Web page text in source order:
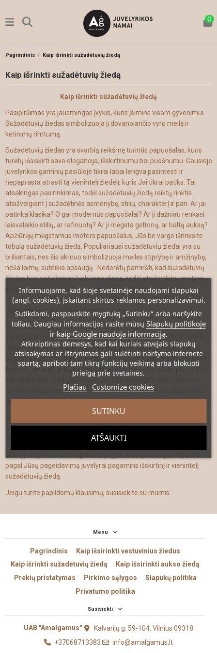
0
Pagrindinis Kaip išrinkti sužadėtuvių žiedą
Kaip išrinkti sužadėtuvių žiedą
Kaip išrinkti sužadėtuvių žiedą
Pasipiršimas yra jausmingas įvykis, kuris įsimins visam gyvenimui.
Sužadėtuvių žiedas simbolizuoja jį dovanojančio vyro meilę ir
ketinimų rimtumą.
Sužadėtuvių žiedas yra svarbią reikšmę turintis papuošalas, kuris
turėtų išsiskirti savo elegancija, išskirtinumu bei puošnumu. Gausioje
juvelyrikos gaminių pasiūloje tikrai labai lengva pasimesti ir
nepaprasta atrasti tą vienintelį žiedelį, kuris Jai tikrai patiks. Tai
atsakingas pasirinkimas, todėl sužadėtuvių žiedą reiktų rinktis
atsižvelgiant į sužadėtinės asmenybę, stilių, charakterį ir pan. Ar jai
patinka klasika? O gal modernūs papuošalai? Ar ji dažniau renkasi
laisvalaikio stilių, ar rafinuotą? Ar ji mėgsta geltoną, ar baltą auksą?
Apžiūrėję mėgstamus moters papuošalus, Jūs be vargo išrinksite
tobulą sužadėtuvių žiedą. Populiariausi sužadėtuvių žiedai yra su
briliantais, nes šis akmuo simbolizuoja meilės stiprybę ir amžinybę,
neša laimę, suteikia apsaugą. Nederėtų pamiršti, kad sužadėtuvių
žiedas bus nešiojamas kiekvieną dieną, todėl atsižvelkite į moters
stilių ir numatykite, kokio dizaino žiedas atrodytų tinkamiausias:
klasikinis – su vienu centriniu deimantu, modernus – su šoniniais
briliantais ar išskirtinis – įmantrių formų.
Kokį biudžetą skirti sužadėtuvių žiedui? Čia jau ribų nėra. Lietuvoje
statistiškai sužadėtuvių žiedui išleidžiama nuo 600 - 1200€. Svarbu
nepamiršti, kad kokybiškas briliantas yra puiki investicija ir, laikui
bėgant, jo vertė tik didėja. Vyrauja penkios populiariausios deimantų
formos: apvalus, princesės (kvadrato forma), stačiakampis, ovalas
išrinkti tokį deimantą, kuriuo ji liktų sužavėta, tačiau, jei labai sunku
apsispręsti, niekada neprašausite pasirinkę apvalų briliantą.
ant kairės rankos bevardžio piršto. Dar senovės egiptiečiai tikėjo, kad
šiame piršte yra vena, kuri keliauja tiesiai į širdį.
pagal Jūsų pageidavimą juvelyrai pagamins išskirtinį ir vienintelį
sužadėtuvių žiedą.
Jeigu turite papildomų klausimų, susisiekite su mumis.
Menu
Pagrindinis
Kaip išsirinkti vestuvinius žiedus
Kaip išrinkti sužadėtuvių žiedą
Kaip išsirinkti aukso žiedą
Prekių pristatymas
Pirkimo sąlygos
Slapukų politika
Privatumo politika
Susisiekti
UAB "Amalgamus"
Kalvarijų g. 59-104, Vilnius 09318
+37068713383
info@amalgamus.lt
Informuojame, kad šioje svetainėje naudojami slapukai
(angl. cookies), įskaitant skirtus reklamos personalizavimui.
Sutikdami, paspauskite mygtuką „Sutinku“ arba naršykite
toliau. Daugiau informacijos rasite mūsų Slapukų politikoje
ir kaip Google naudoja informaciją.
Atkreiptinas dėmesys, kad kai kuriais atvejais slapukų
atsisakymas ar ištrynimas gali sulėtinti naršymo internete
spartą, apriboti tam tikrų funkcijų veikimą arba blokuoti
prieigą prie svetainės.
Plačiau Customize cookies
ATŠAUKTI
SUTINKU